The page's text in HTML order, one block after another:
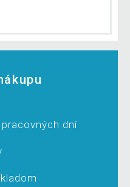
dní